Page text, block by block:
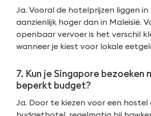
Ja. Vooral de hotelprijzen liggen in
aanzienlijk hoger dan in Maleisië.
openbaar vervoer is het verschil
wanneer je kiest voor lokale
7. Kun je Singapore bezoeken
beperkt budget?
Ja. Door te kiezen voor een hostel